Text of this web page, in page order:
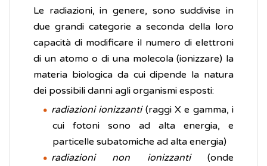
Le radiazioni, in genere, sono suddivise in
due grandi categorie a seconda della loro
capacità di modificare il numero di elettroni
di un atomo o di una molecola (ionizzare) la
materia biologica da cui dipende la natura
dei possibili danni agli organismi esposti:
radiazioni ionizzanti(raggi X e gamma, i
cui fotoni sono ad alta energia, e
particelle subatomiche ad alta energia)
radiazioni non ionizzanti(onde